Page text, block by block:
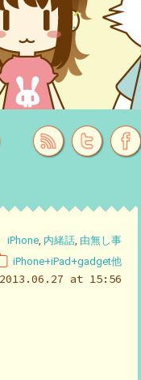
iPhone+iPad+gadget他
iPhone, 内緒話, 由無し事
at 15:56